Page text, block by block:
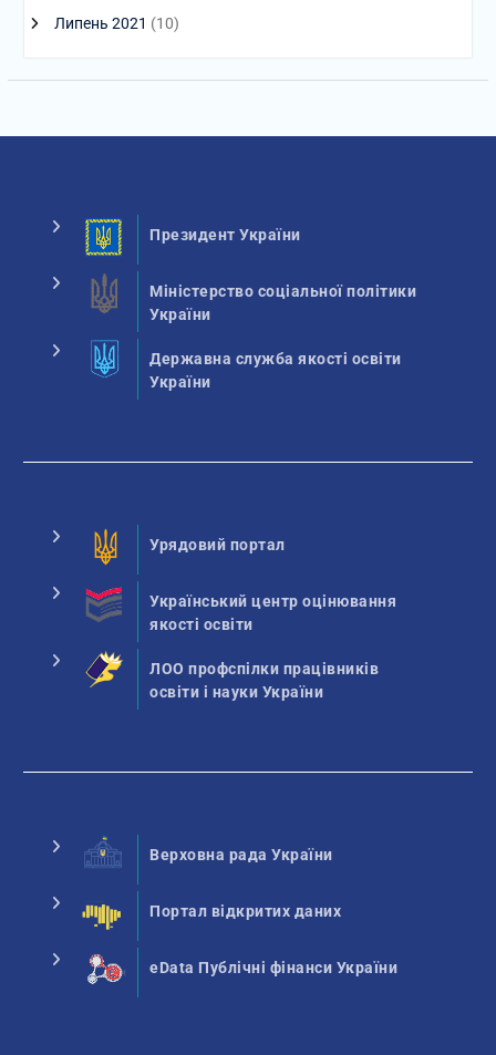
Липень 2021 (10)
Президент України
Міністерство соціальної політики
України
Державна служба якості освіти
України
Урядовий портал
Український центр оцінювання
якості освіти
ЛОО профспілки працівників
освіти і науки України
Верховна рада України
Портал відкритих даних
eData Публічні фінанси України